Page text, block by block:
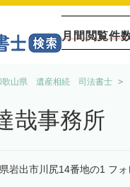
月間閲覧件
歌山県 遺産相続 司法書士
哉事務所
岩出市川尻14番地の1 フ